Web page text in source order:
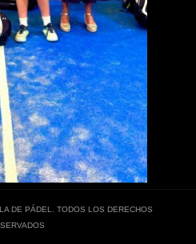
DE PÁDEL. TODOS LOS DERECHOS